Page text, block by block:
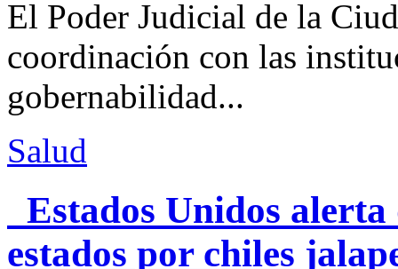
El Poder Judicial de la
coordinación con las
gobernabilidad...
Salud
Estados Unidos alerta
estados por chiles